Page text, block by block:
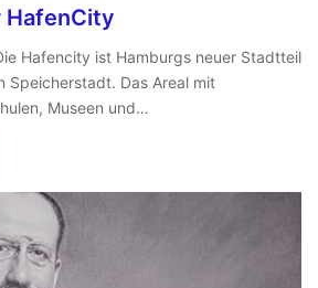
HafenCity
Hafencity ist Hamburgs neuer Stadtteil
Speicherstadt. Das Areal mit
Museen und…